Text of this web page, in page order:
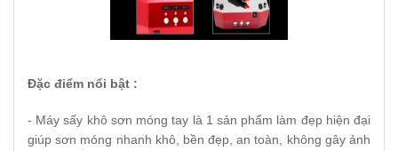
Đặc điểm nổi bật :
- Máy sấy khô sơn móng tay là 1 sản phẩm làm đẹp hiện đại
giúp sơn móng nhanh khô, bền đẹp, an toàn, không gây ảnh